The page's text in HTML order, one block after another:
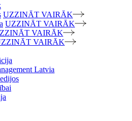
UZZINĀT VAIRĀK
UZZINĀT VAIRĀK
VAIRĀK
VAIRĀK
Latvia